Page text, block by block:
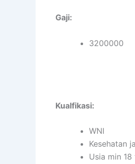
Gaji:
3200000
Kualfikasi:
WNI
Kesehatan
Usia min 18